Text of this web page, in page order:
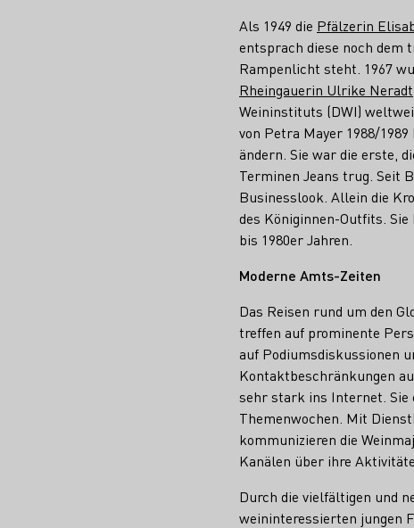
Als 1949 die Pfälzerin
entsprach diese noch
Rampenlicht steht. 1967
Rheingauerin Ulrike Neradt
Weininstituts (DWI)
von Petra Mayer 1988/
ändern. Sie war die erste,
Terminen Jeans trug. Seit
Businesslook. Allein die
des Königinnen-Outfits.
bis 1980er Jahren.
Moderne Amts-Zeiten
Das Reisen rund um den
treffen auf prominente
auf Podiumsdiskussionen
Kontaktbeschränkungen
sehr stark ins Internet. Sie
Themenwochen. Mit
kommunizieren die
Kanälen über ihre
Durch die vielfältigen und
weininteressierten jungen